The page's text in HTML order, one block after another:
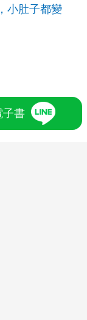
小肚子都變
子書